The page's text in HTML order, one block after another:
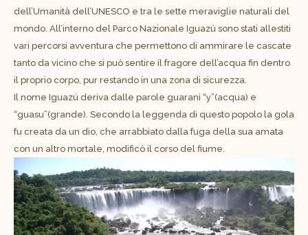
dell’Umanità dell’UNESCO e tra le sette meraviglie naturali del
mondo. All’interno del Parco Nazionale Iguazú sono stati allestiti
vari percorsi avventura che permettono di ammirare le cascate
tanto da vicino che si può sentire il fragore dell’acqua fin dentro
il proprio corpo, pur restando in una zona di sicurezza.
Il nome Iguazú deriva dalle parole guaranì “y”(acqua) e
“guasu”(grande). Secondo la leggenda di questo popolo la gola
fu creata da un dio, che arrabbiato dalla fuga della sua amata
con un altro mortale, modificò il corso del fiume.